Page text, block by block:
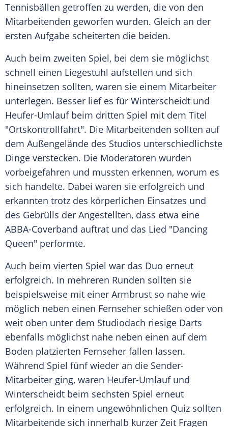
Tennisbällen getroffen zu werden, die von den
Mitarbeitenden geworfen wurden. Gleich an der
ersten Aufgabe scheiterten die beiden.
Auch beim zweiten Spiel, bei dem sie möglichst
schnell einen Liegestuhl aufstellen und sich
hineinsetzen sollten, waren sie einem Mitarbeiter
unterlegen. Besser lief es für Winterscheidt und
Heufer-Umlauf beim dritten Spiel mit dem Titel
"Ortskontrollfahrt". Die Mitarbeitenden sollten auf
dem Außengelände des Studios unterschiedlichste
Dinge verstecken. Die Moderatoren wurden
vorbeigefahren und mussten erkennen, worum es
sich handelte. Dabei waren sie erfolgreich und
erkannten trotz des körperlichen Einsatzes und
des Gebrülls der Angestellten, dass etwa eine
ABBA-Coverband auftrat und das Lied "Dancing
Queen" performte.
Auch beim vierten Spiel war das Duo erneut
erfolgreich. In mehreren Runden sollten sie
beispielsweise mit einer Armbrust so nahe wie
möglich neben einen Fernseher schießen oder von
weit oben unter dem Studiodach riesige Darts
ebenfalls möglichst nahe neben einen auf dem
Boden platzierten Fernseher fallen lassen.
Während Spiel fünf wieder an die Sender-
Mitarbeiter ging, waren Heufer-Umlauf und
Winterscheidt beim sechsten Spiel erneut
erfolgreich. In einem ungewöhnlichen Quiz sollten
Mitarbeitende sich innerhalb kurzer Zeit Fragen